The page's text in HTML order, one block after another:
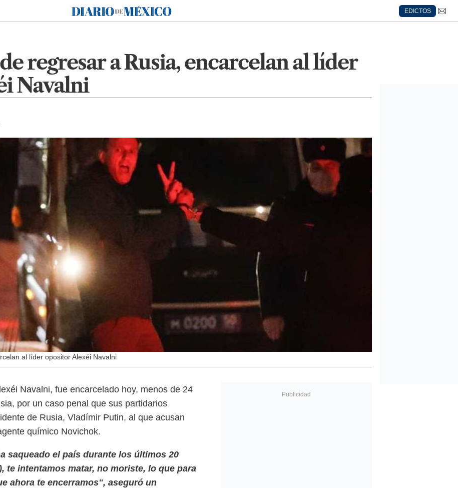
Diario de México
EDICTOS
regresar a Rusia, encarcelan al líder
Navalni
al líder opositor Alexéi Navalni
Navalni, fue encarcelado hoy, menos de 24
por un caso penal que sus partidarios
de Rusia, Vladímir Putin, al que acusan
químico Novichok.
saqueado el país durante los últimos 20
te intentamos matar, no moriste, lo que para
ahora te encerramos", aseguró un